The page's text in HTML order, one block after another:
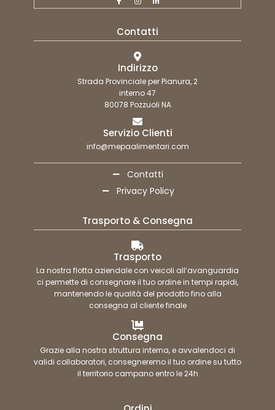
Contatti
Indirizzo
Strada Provinciale per Pianura, 2
interno 47
80078 Pozzuoli NA
Servizio Clienti
info@mepaalimentari.com
Contatti
Privacy Policy
Trasporto & Consegna
Trasporto
La nostra flotta aziendale con veicoli all’avanguardia
ci permette di consegnare il tuo ordine in tempi rapidi,
mantenendo le qualità del prodotto fino alla
consegna al cliente finale
Consegna
Grazie alla nostra struttura interna, e avvalendoci di
validi collaboratori, consegneremo il tuo ordine su tutto
il territorio campano entro le 24h